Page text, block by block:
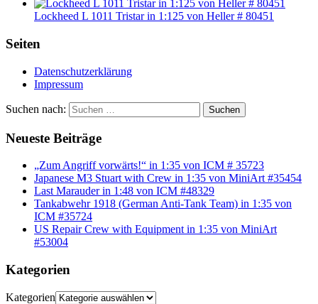
Lockheed L 1011 Tristar in 1:125 von Heller # 80451
Seiten
Datenschutzerklärung
Impressum
Suchen nach: Suchen
Neueste Beiträge
„Zum Angriff vorwärts!“ in 1:35 von ICM # 35723
Japanese M3 Stuart with Crew in 1:35 von MiniArt #35454
Last Marauder in 1:48 von ICM #48329
Tankabwehr 1918 (German Anti-Tank Team) in 1:35 von
ICM #35724
US Repair Crew with Equipment in 1:35 von MiniArt
#53004
Kategorien
Kategorien